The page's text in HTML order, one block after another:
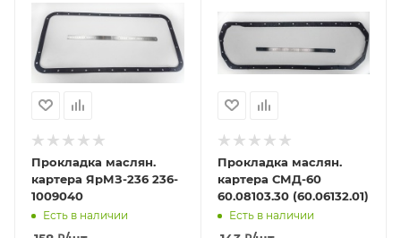
Прокладка маслян.
картера ЯрМЗ-236 236-
1009040
Есть в наличии
Прокладка маслян.
картера СМД-60
60.08103.30 (60.06132.01)
Есть в наличии